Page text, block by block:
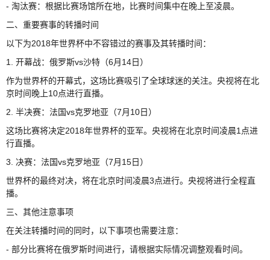
- 淘汰赛：根据比赛场馆所在地，比赛时间集中在晚上至凌晨。
二、重要赛事的转播时间
以下为2018年世界杯中不容错过的赛事及其转播时间：
1. 开幕战：俄罗斯vs沙特（6月14日）
作为世界杯的开幕式，这场比赛吸引了全球球迷的关注。央视将在北
京时间晚上10点进行直播。
2. 半决赛：法国vs克罗地亚（7月10日）
这场比赛将决定2018年世界杯的亚军。央视将在北京时间凌晨1点进
行直播。
3. 决赛：法国vs克罗地亚（7月15日）
世界杯的最终对决，将在北京时间凌晨3点进行。央视将进行全程直
播。
三、其他注意事项
在关注转播时间的同时，以下事项也需要注意：
- 部分比赛将在俄罗斯时间进行，请根据实际情况调整观看时间。